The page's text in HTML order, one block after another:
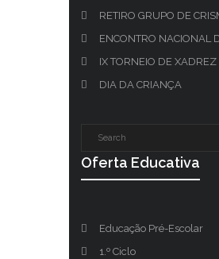
RETIRO GRUPO DE
ENCONTRO NACIONAL
IX TORNEIO DE XADREZ
DIA DA CRIANÇA
Oferta Educativa
Educação Pré-Escolar
1.º Ciclo